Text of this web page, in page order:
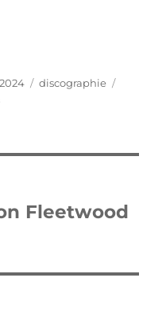
Kategorien
discographie
Fleetwood